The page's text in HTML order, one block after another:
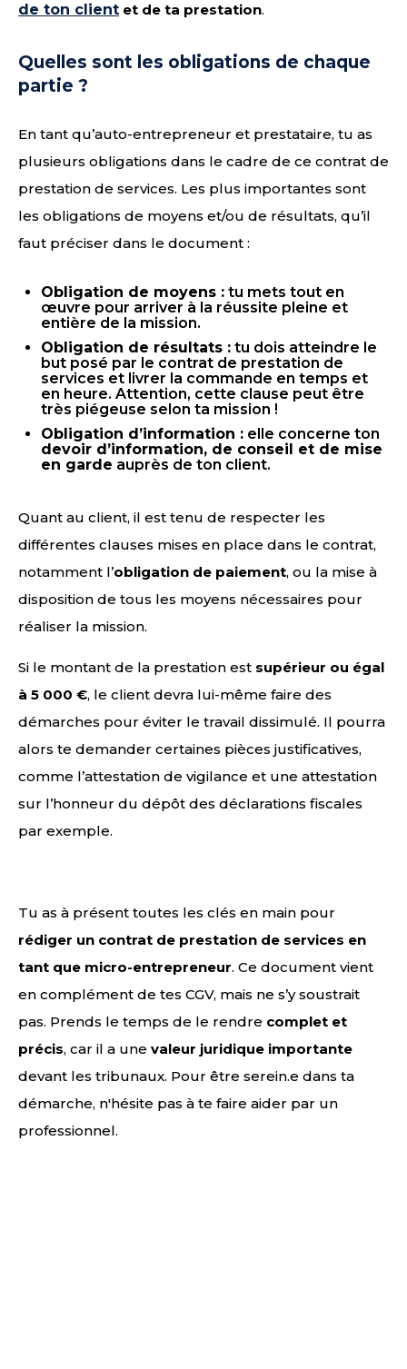
de ton client et de ta prestation.
Quelles sont les obligations de chaque
partie ?
En tant qu’auto-entrepreneur et prestataire, tu as
plusieurs obligations dans le cadre de ce contrat de
prestation de services. Les plus importantes sont
les obligations de moyens et/ou de résultats, qu’il
faut préciser dans le document :
Obligation de moyens : tu mets tout en
œuvre pour arriver à la réussite pleine et
entière de la mission.
Obligation de résultats : tu dois atteindre le
but posé par le contrat de prestation de
services et livrer la commande en temps et
en heure. Attention, cette clause peut être
très piégeuse selon ta mission !
Obligation d’information : elle concerne ton
devoir d’information, de conseil et de mise
en garde auprès de ton client.
Quant au client, il est tenu de respecter les
différentes clauses mises en place dans le contrat,
notamment l’obligation de paiement, ou la mise à
disposition de tous les moyens nécessaires pour
réaliser la mission.
Si le montant de la prestation est supérieur ou égal
à 5 000 €, le client devra lui-même faire des
démarches pour éviter le travail dissimulé. Il pourra
alors te demander certaines pièces justificatives,
comme l’attestation de vigilance et une attestation
sur l’honneur du dépôt des déclarations fiscales
par exemple.
Tu as à présent toutes les clés en main pour
rédiger un contrat de prestation de services en
tant que micro-entrepreneur. Ce document vient
en complément de tes CGV, mais ne s’y soustrait
pas. Prends le temps de le rendre complet et
précis, car il a une valeur juridique importante
devant les tribunaux. Pour être serein.e dans ta
démarche, n'hésite pas à te faire aider par un
professionnel.